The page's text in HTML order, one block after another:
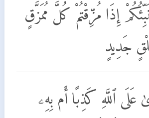
إِذَا مُزِّقْتُمْ كُلَّ مُمَزَّقٍ
جَدِيدٍ
عَلَى ٱللَّهِ كَذِبًا أَم بِهِۦ